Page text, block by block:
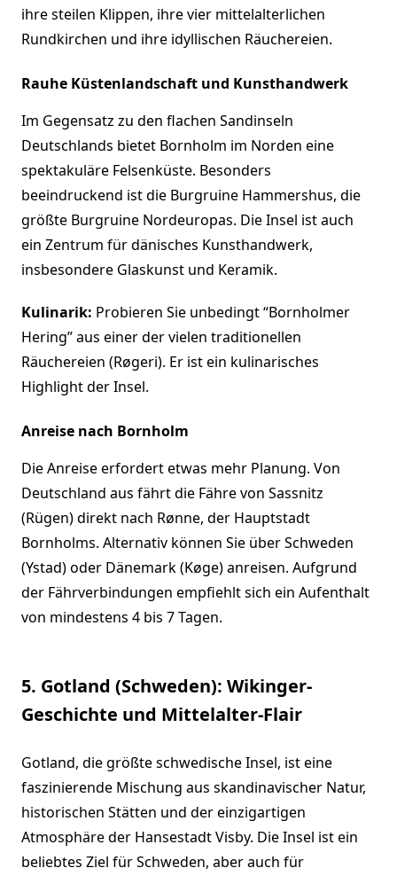
ihre steilen Klippen, ihre vier mittelalterlichen
Rundkirchen und ihre idyllischen Räuchereien.
Rauhe Küstenlandschaft und Kunsthandwerk
Im Gegensatz zu den flachen Sandinseln
Deutschlands bietet Bornholm im Norden eine
spektakuläre Felsenküste. Besonders
beeindruckend ist die Burgruine Hammershus, die
größte Burgruine Nordeuropas. Die Insel ist auch
ein Zentrum für dänisches Kunsthandwerk,
insbesondere Glaskunst und Keramik.
Kulinarik: Probieren Sie unbedingt “Bornholmer
Hering” aus einer der vielen traditionellen
Räuchereien (Røgeri). Er ist ein kulinarisches
Highlight der Insel.
Anreise nach Bornholm
Die Anreise erfordert etwas mehr Planung. Von
Deutschland aus fährt die Fähre von Sassnitz
(Rügen) direkt nach Rønne, der Hauptstadt
Bornholms. Alternativ können Sie über Schweden
(Ystad) oder Dänemark (Køge) anreisen. Aufgrund
der Fährverbindungen empfiehlt sich ein Aufenthalt
von mindestens 4 bis 7 Tagen.
5. Gotland (Schweden): Wikinger-
Geschichte und Mittelalter-Flair
Gotland, die größte schwedische Insel, ist eine
faszinierende Mischung aus skandinavischer Natur,
historischen Stätten und der einzigartigen
Atmosphäre der Hansestadt Visby. Die Insel ist ein
beliebtes Ziel für Schweden, aber auch für